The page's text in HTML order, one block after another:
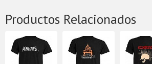
Productos Relacionados